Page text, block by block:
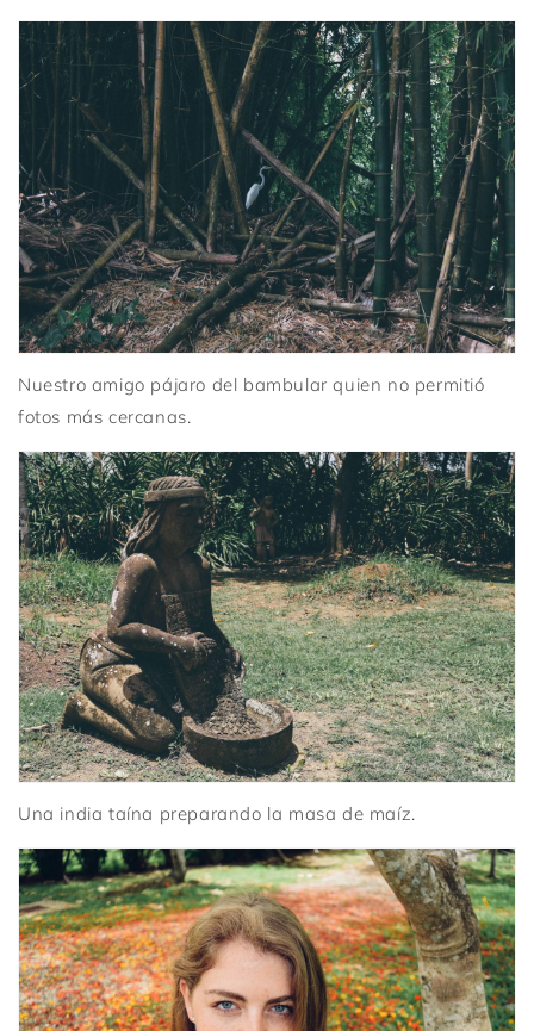
Nuestro amigo pájaro del bambular quien no permitió
fotos más cercanas.
Una india taína preparando la masa de maíz.